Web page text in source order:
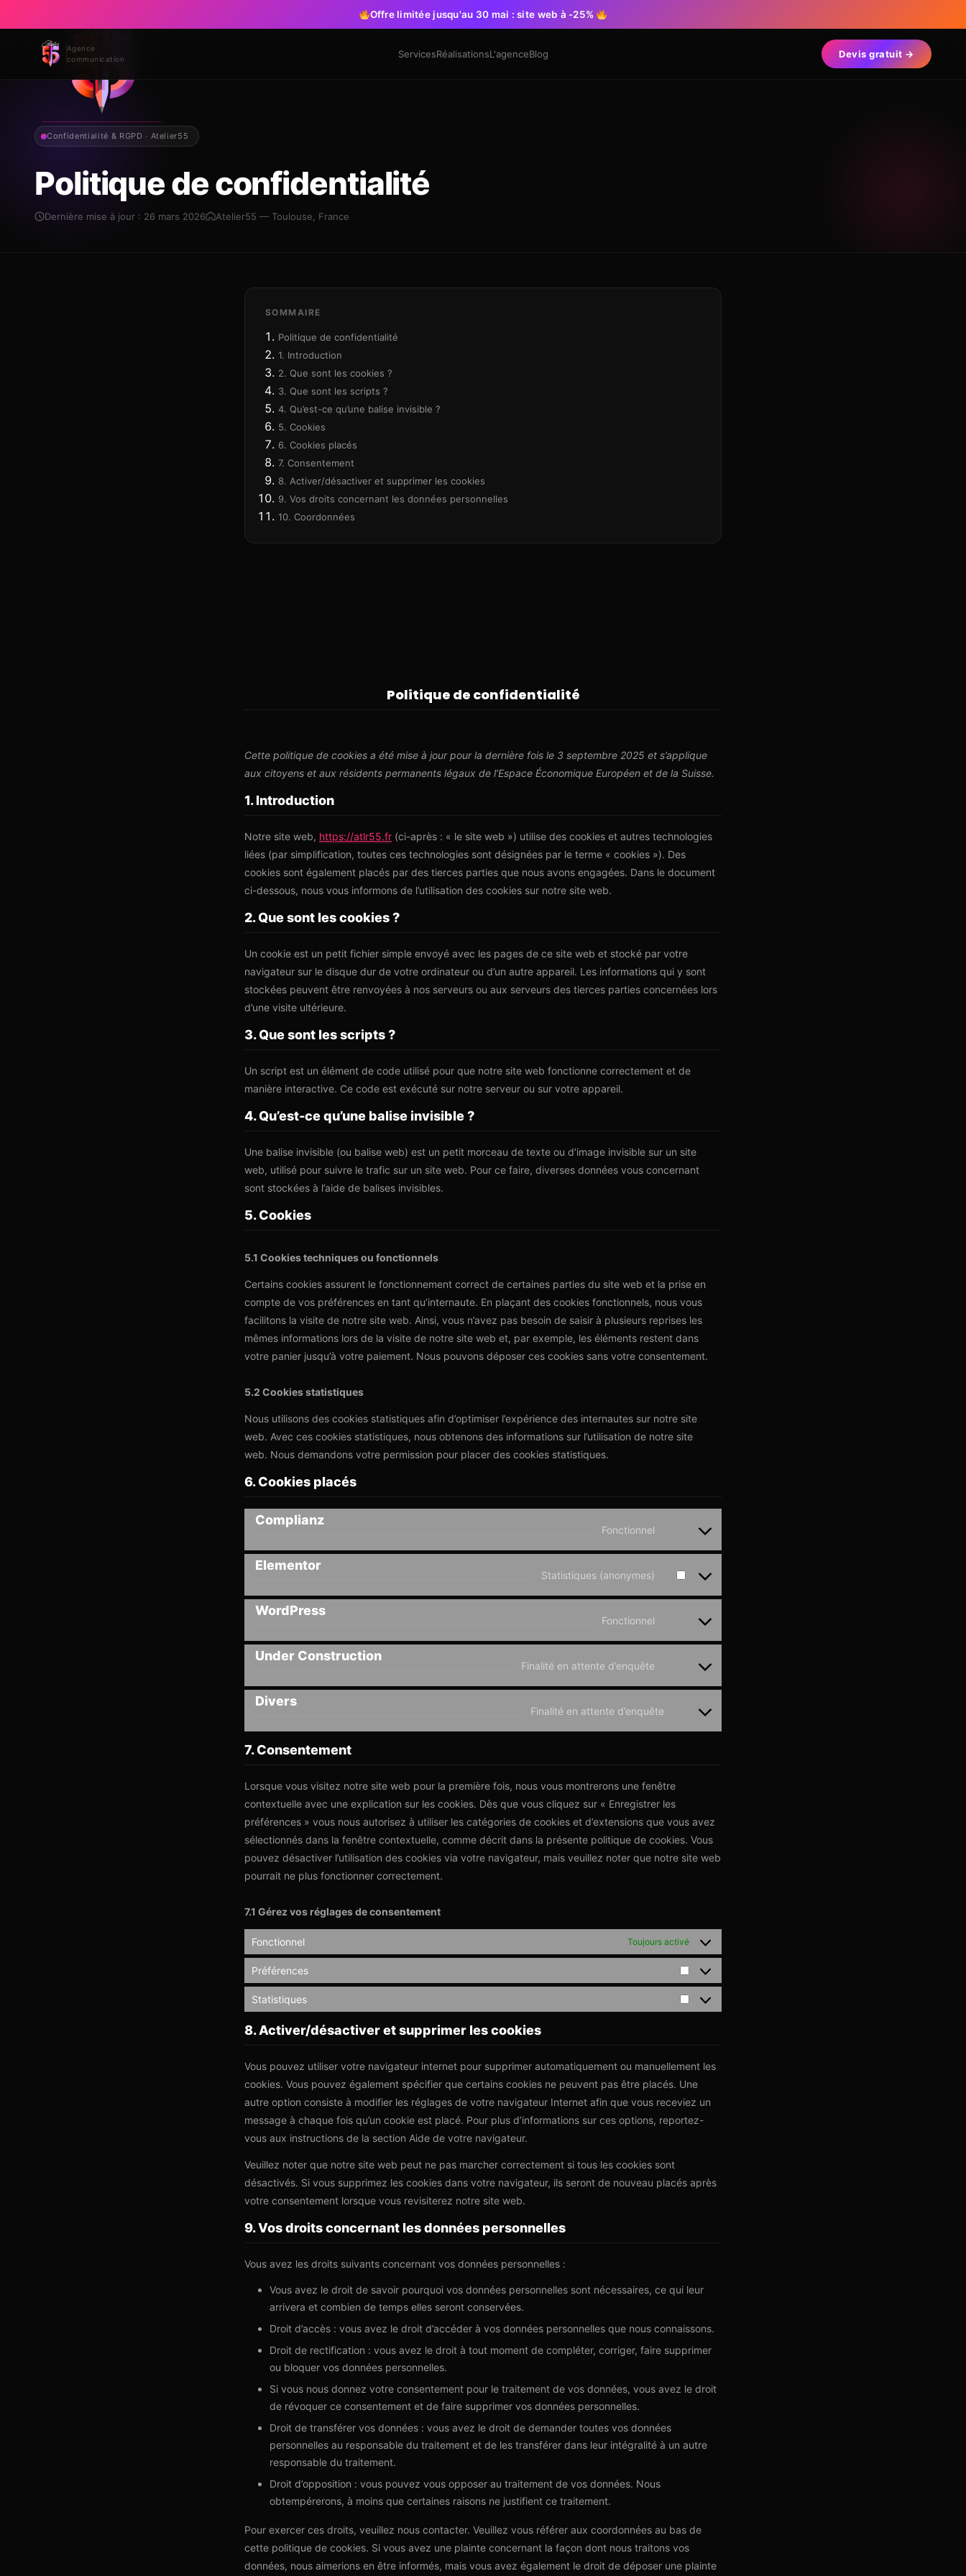
Offre limitée jusqu'au 30 mai : site web à -25%
Agence
communication
ServicesRéalisationsL'agenceBlog Devis gratuit →
Confidentialité & RGPD · Atelier55
Politique de confidentialité
Dernière mise à jour : 26 mars 2026 Atelier55 — Toulouse, France
SOMMAIRE
Politique de confidentialité
1. Introduction
2. Que sont les cookies ?
3. Que sont les scripts ?
4. Qu’est-ce qu’une balise invisible ?
5. Cookies
6. Cookies placés
7. Consentement
8. Activer/désactiver et supprimer les cookies
9. Vos droits concernant les données personnelles
10. Coordonnées
Nos Services
Politique de confidentialité
Cette politique de cookies a été mise à jour pour la dernière fois le 3 septembre 2025 et s’applique
aux citoyens et aux résidents permanents légaux de l’Espace Économique Européen et de la Suisse.
1. Introduction
Notre site web, https://atlr55.fr (ci-après : « le site web ») utilise des cookies et autres technologies
liées (par simplification, toutes ces technologies sont désignées par le terme « cookies »). Des
cookies sont également placés par des tierces parties que nous avons engagées. Dans le document
ci-dessous, nous vous informons de l’utilisation des cookies sur notre site web.
2. Que sont les cookies ?
Un cookie est un petit fichier simple envoyé avec les pages de ce site web et stocké par votre
navigateur sur le disque dur de votre ordinateur ou d’un autre appareil. Les informations qui y sont
stockées peuvent être renvoyées à nos serveurs ou aux serveurs des tierces parties concernées lors
d’une visite ultérieure.
3. Que sont les scripts ?
Un script est un élément de code utilisé pour que notre site web fonctionne correctement et de
manière interactive. Ce code est exécuté sur notre serveur ou sur votre appareil.
4. Qu’est-ce qu’une balise invisible ?
Une balise invisible (ou balise web) est un petit morceau de texte ou d’image invisible sur un site
web, utilisé pour suivre le trafic sur un site web. Pour ce faire, diverses données vous concernant
sont stockées à l’aide de balises invisibles.
5. Cookies
5.1 Cookies techniques ou fonctionnels
Certains cookies assurent le fonctionnement correct de certaines parties du site web et la prise en
compte de vos préférences en tant qu’internaute. En plaçant des cookies fonctionnels, nous vous
facilitons la visite de notre site web. Ainsi, vous n’avez pas besoin de saisir à plusieurs reprises les
mêmes informations lors de la visite de notre site web et, par exemple, les éléments restent dans
votre panier jusqu’à votre paiement. Nous pouvons déposer ces cookies sans votre consentement.
5.2 Cookies statistiques
Nous utilisons des cookies statistiques afin d’optimiser l’expérience des internautes sur notre site
web. Avec ces cookies statistiques, nous obtenons des informations sur l’utilisation de notre site
web. Nous demandons votre permission pour placer des cookies statistiques.
6. Cookies placés
Complianz
Fonctionnel
Elementor
Statistiques (anonymes)
WordPress
Fonctionnel
Under Construction
Finalité en attente d’enquête
Divers
Finalité en attente d’enquête
7. Consentement
Lorsque vous visitez notre site web pour la première fois, nous vous montrerons une fenêtre
contextuelle avec une explication sur les cookies. Dès que vous cliquez sur « Enregistrer les
préférences » vous nous autorisez à utiliser les catégories de cookies et d’extensions que vous avez
sélectionnés dans la fenêtre contextuelle, comme décrit dans la présente politique de cookies. Vous
pouvez désactiver l’utilisation des cookies via votre navigateur, mais veuillez noter que notre site web
pourrait ne plus fonctionner correctement.
7.1 Gérez vos réglages de consentement
Fonctionnel Toujours activé
Préférences
Statistiques
8. Activer/désactiver et supprimer les cookies
Vous pouvez utiliser votre navigateur internet pour supprimer automatiquement ou manuellement les
cookies. Vous pouvez également spécifier que certains cookies ne peuvent pas être placés. Une
autre option consiste à modifier les réglages de votre navigateur Internet afin que vous receviez un
message à chaque fois qu’un cookie est placé. Pour plus d’informations sur ces options, reportez-
vous aux instructions de la section Aide de votre navigateur.
Veuillez noter que notre site web peut ne pas marcher correctement si tous les cookies sont
désactivés. Si vous supprimez les cookies dans votre navigateur, ils seront de nouveau placés après
votre consentement lorsque vous revisiterez notre site web.
9. Vos droits concernant les données personnelles
Vous avez les droits suivants concernant vos données personnelles :
Vous avez le droit de savoir pourquoi vos données personnelles sont nécessaires, ce qui leur
arrivera et combien de temps elles seront conservées.
Droit d’accès : vous avez le droit d’accéder à vos données personnelles que nous connaissons.
Droit de rectification : vous avez le droit à tout moment de compléter, corriger, faire supprimer
ou bloquer vos données personnelles.
Si vous nous donnez votre consentement pour le traitement de vos données, vous avez le droit
de révoquer ce consentement et de faire supprimer vos données personnelles.
Droit de transférer vos données : vous avez le droit de demander toutes vos données
personnelles au responsable du traitement et de les transférer dans leur intégralité à un autre
responsable du traitement.
Droit d’opposition : vous pouvez vous opposer au traitement de vos données. Nous
obtempérerons, à moins que certaines raisons ne justifient ce traitement.
Pour exercer ces droits, veuillez nous contacter. Veuillez vous référer aux coordonnées au bas de
cette politique de cookies. Si vous avez une plainte concernant la façon dont nous traitons vos
données, nous aimerions en être informés, mais vous avez également le droit de déposer une plainte